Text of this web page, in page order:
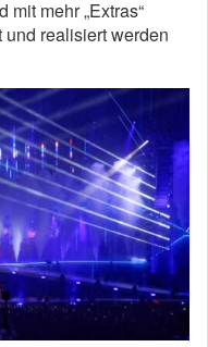
mehr „Extras“
realisiert werden